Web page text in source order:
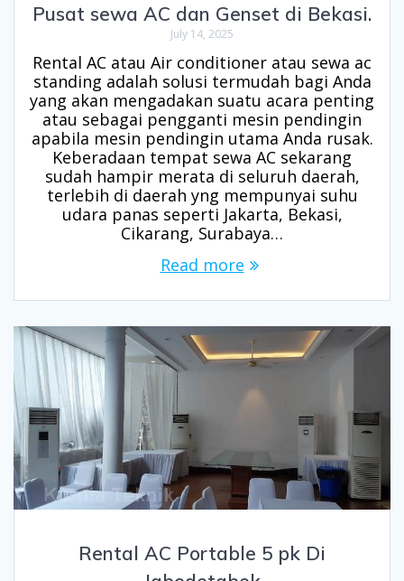
Pusat sewa AC dan Genset di Bekasi.
July 14, 2025
Rental AC atau Air conditioner atau sewa ac
standing adalah solusi termudah bagi Anda
yang akan mengadakan suatu acara penting
atau sebagai pengganti mesin pendingin
apabila mesin pendingin utama Anda rusak.
Keberadaan tempat sewa AC sekarang
sudah hampir merata di seluruh daerah,
terlebih di daerah yng mempunyai suhu
udara panas seperti Jakarta, Bekasi,
Cikarang, Surabaya…
Read more
Rental AC Portable 5 pk Di